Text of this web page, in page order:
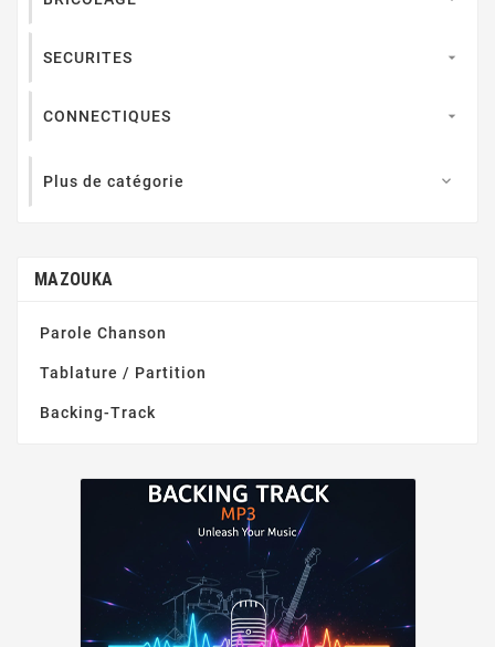
SECURITES 
CONNECTIQUES 
Plus de catégorie 
MAZOUKA
Parole Chanson
Tablature / Partition
Backing-Track